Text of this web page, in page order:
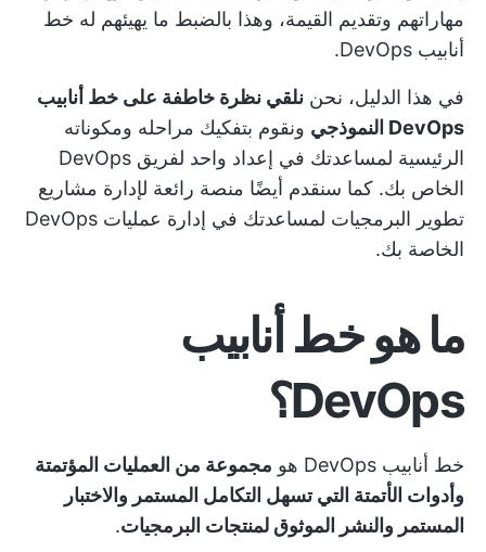
مهاراتهم وتقديم القيمة، وهذا بالضبط ما يهيئهم له خط
أنابيب DevOps.
في هذا الدليل، نحن نلقي نظرة خاطفة على خط أنابيب
DevOps النموذجي
ونقوم بتفكيك مراحله ومكوناته
الرئيسية لمساعدتك في إعداد واحد لفريق DevOps
الخاص بك. كما سنقدم أيضًا منصة رائعة لإدارة مشاريع
تطوير البرمجيات
لمساعدتك في إدارة عمليات DevOps
الخاصة بك.
ما هو خط أنابيب
DevOps؟
خط أنابيب DevOps هو
مجموعة من العمليات المؤتمتة
وأدوات الأتمتة التي تسهل التكامل المستمر والاختبار
المستمر والنشر الموثوق لمنتجات البرمجيات.